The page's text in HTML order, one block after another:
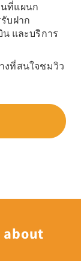
ที่แผนก
บฝาก
และบริการ
งที่สนใจชมวิว
about